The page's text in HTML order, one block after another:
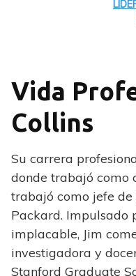
Vida
Collins
Su carrera
donde trabajó como
trabajó como jefe
Packard. Impulsado
implacable, Jim
investigadora y
Stanford Graduate